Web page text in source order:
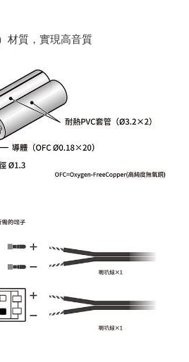
材質，實現高音質